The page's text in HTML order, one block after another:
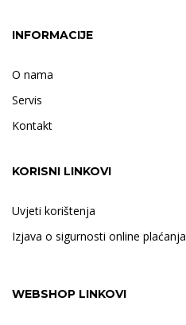
INFORMACIJE
O nama
Servis
Kontakt
KORISNI LINKOVI
Uvjeti korištenja
Izjava o sigurnosti online plaćanja
WEBSHOP LINKOVI